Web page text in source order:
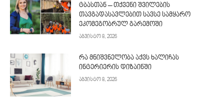
ტბასთან – თქვენი შვილების
თავგადასავლებით სავსე სამყარო
ეკომეგობრულ გარემოში
აგვისტო 8, 2026
რა მნიშვნელობა აქვს ხალიჩას
ინტერიერის დიზაინში
აგვისტო 8, 2026